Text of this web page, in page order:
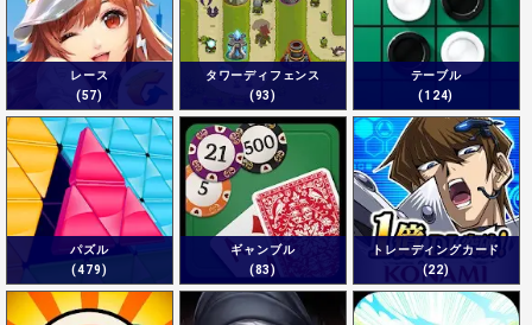
レース
(57)
タワーディフェンス
(93)
テーブル
(124)
パズル
(479)
ギャンブル
(83)
トレーディングカード
(22)